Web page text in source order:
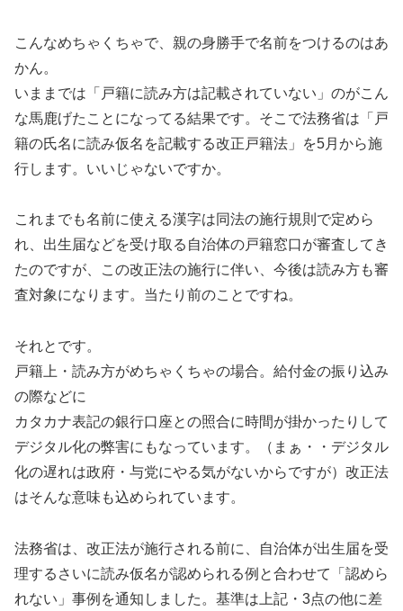
こんなめちゃくちゃで、親の身勝手で名前をつけるのはあ
かん。
いままでは「戸籍に読み方は記載されていない」のがこん
な馬鹿げたことになってる結果です。そこで法務省は「戸
籍の氏名に読み仮名を記載する改正戸籍法」を5月から施
行します。いいじゃないですか。
これまでも名前に使える漢字は同法の施行規則で定めら
れ、出生届などを受け取る自治体の戸籍窓口が審査してき
たのですが、この改正法の施行に伴い、今後は読み方も審
査対象になります。当たり前のことですね。
それとです。
戸籍上・読み方がめちゃくちゃの場合。給付金の振り込み
の際などに
カタカナ表記の銀行口座との照合に時間が掛かったりして
デジタル化の弊害にもなっています。（まぁ・・デジタル
化の遅れは政府・与党にやる気がないからですが）改正法
はそんな意味も込められています。
法務省は、改正法が施行される前に、自治体が出生届を受
理するさいに読み仮名が認められる例と合わせて「認めら
れない」事例を通知しました。基準は上記・3点の他に差